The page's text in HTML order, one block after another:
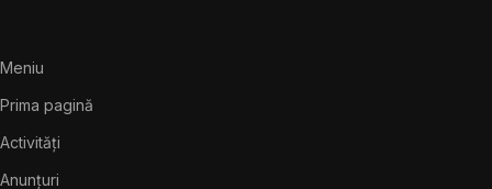
Meniu
Prima pagină
Activități
Anunțuri